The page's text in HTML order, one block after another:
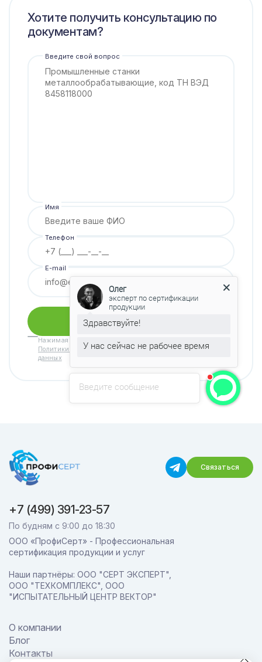
Хотите получить консультацию по
документам?
Введите свой вопрос
Имя
Телефон
E-mail
Нажимая кнопку «Отправить» вы принимаете условия
Политики конфиденциальности и Обработки персональных
данных
Получить консультацию
О компании
Блог
Контакты
+7 (499) 391-23-57
По будням с 9:00 до 18:30
ООО «ПрофиСерт» - Профессиональная
сертификация продукции и услуг
Наши партнёры: ООО "СЕРТ ЭКСПЕРТ",
ООО "ТЕХКОМПЛЕКС", ООО
"ИСПЫТАТЕЛЬНЫЙ ЦЕНТР ВЕКТОР"
Связаться
Введите сообщение
Олег
эксперт по сертификации
продукции
Здравствуйте!
У нас сейчас не рабочее время